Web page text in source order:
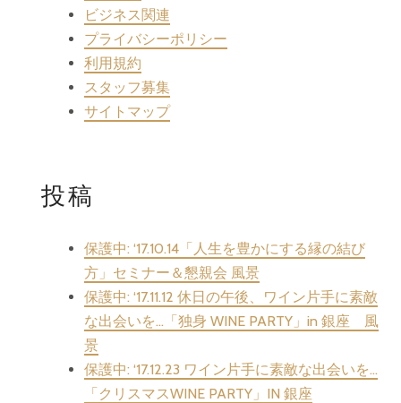
ビジネス関連
プライバシーポリシー
利用規約
スタッフ募集
サイトマップ
投稿
保護中: ‘17.10.14「人生を豊かにする縁の結び
方」セミナー＆懇親会 風景
保護中: ‘17.11.12 休日の午後、ワイン片手に素敵
な出会いを…「独身 WINE PARTY」in 銀座 風
景
保護中: ‘17.12.23 ワイン片手に素敵な出会いを…
「クリスマスWINE PARTY」IN 銀座